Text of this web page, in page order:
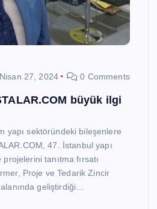
Nisan 27, 2024 0 Comments
büyük ilgi
yapı sektöründeki bileşenlere
47. İstanbul yapı
tanıtma fırsatı
Proje ve Tedarik Zincir
geliştirdiği…